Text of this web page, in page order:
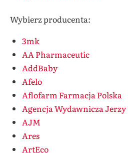
Wybierz producenta:
3mk
AA Pharmaceutic
AddBaby
Afelo
Aflofarm Farmacja Polska
Agencja Wydawnicza
AJM
Ares
ArtEco